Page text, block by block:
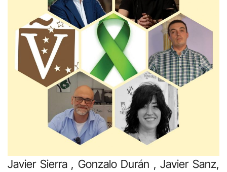
Javier Sierra , Gonzalo Durán , Javier Sanz,